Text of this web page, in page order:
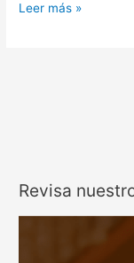
Leer más »
Revisa